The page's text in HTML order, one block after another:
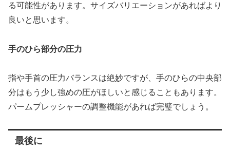
る可能性があります。サイズバリエーションがあればより
良いと思います。
手のひら部分の圧力
指や手首の圧力バランスは絶妙ですが、手のひらの中央部
分はもう少し強めの圧がほしいと感じることもあります。
パームプレッシャーの調整機能があれば完璧でしょう。
最後に